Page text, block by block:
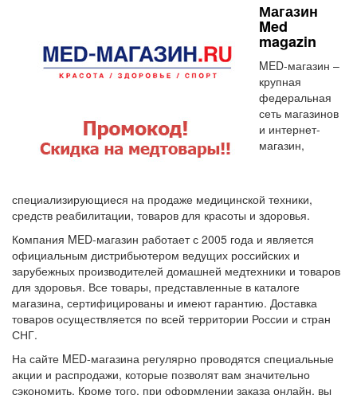
Магазин
Med
magazin
MED-магазин –
крупная
федеральная
сеть магазинов
и интернет-
магазин,
специализирующиеся на продаже медицинской техники,
средств реабилитации, товаров для красоты и здоровья.
Компания MED-магазин работает с 2005 года и является
официальным дистрибьютером ведущих российских и
зарубежных производителей домашней медтехники и товаров
для здоровья. Все товары, представленные в каталоге
магазина, сертифицированы и имеют гарантию. Доставка
товаров осуществляется по всей территории России и стран
СНГ.
На сайте MED-магазина регулярно проводятся специальные
акции и распродажи, которые позволят вам значительно
сэкономить. Кроме того, при оформлении заказа онлайн, вы